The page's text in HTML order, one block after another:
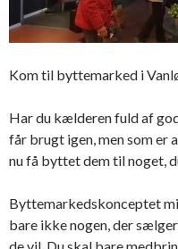
Kom til byttemarked i
Har du kælderen fuld af
får brugt igen, men som er
nu få byttet dem til noget,
Byttemarkedskonceptet
bare ikke nogen, der